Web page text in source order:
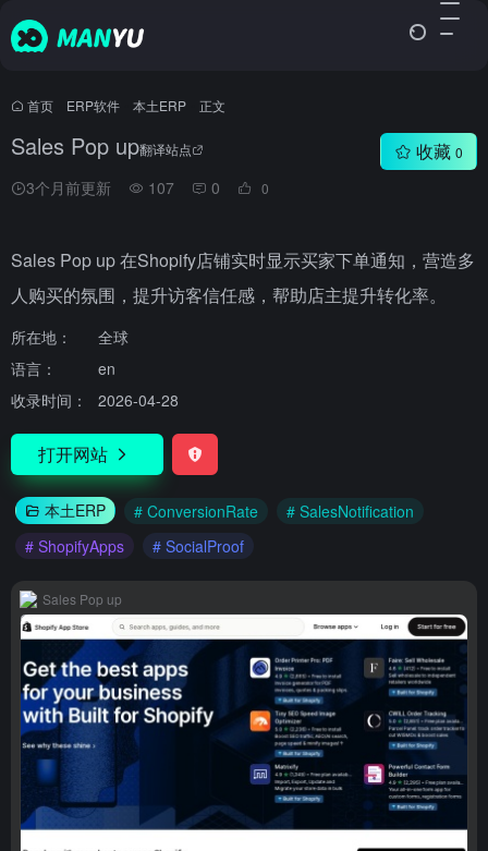
首页 ERP软件 本土ERP 正文
Sales Pop up翻译站点
3个月前更新 107 0 0
收藏 0
Sales Pop up 在Shopify店铺实时显示买家下单通知，营造多
人购买的氛围，提升访客信任感，帮助店主提升转化率。
所在地：
全球
语言：
en
收录时间：
2026-04-28
打开网站
本土ERP # ConversionRate
# SalesNotification
# ShopifyApps
# SocialProof
Sales Pop up